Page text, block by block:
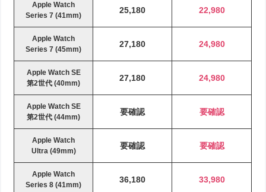
Apple Watch
Series 7 (41mm)
25,180 22,980
Apple Watch
Series 7 (45mm)
27,180 24,980
Apple Watch SE
第2世代 (40mm)
27,180 24,980
Apple Watch SE
第2世代 (44mm)
要確認 要確認
Apple Watch
Ultra (49mm)
要確認 要確認
Apple Watch
Series 8 (41mm)
36,180 33,980